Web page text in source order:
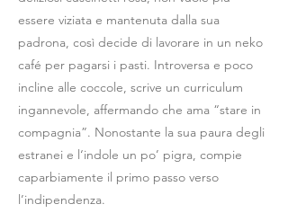
essere viziata e mantenuta dalla sua
padrona, così decide di lavorare in un neko
café per pagarsi i pasti. Introversa e poco
incline alle coccole, scrive un curriculum
ingannevole, affermando che ama “stare in
compagnia”. Nonostante la sua paura degli
estranei e l‘indole un po’ pigra, compie
caparbiamente il primo passo verso
l’indipendenza.